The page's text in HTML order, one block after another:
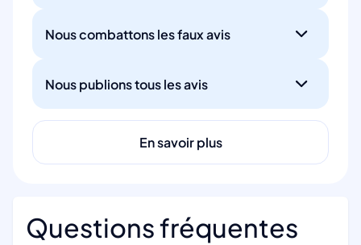
Nous combattons les faux avis
Nous publions tous les avis
En savoir plus
Questions fréquentes